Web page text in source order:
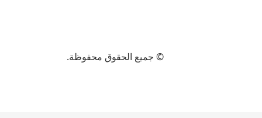
© جميع الحقوق محفوظة.